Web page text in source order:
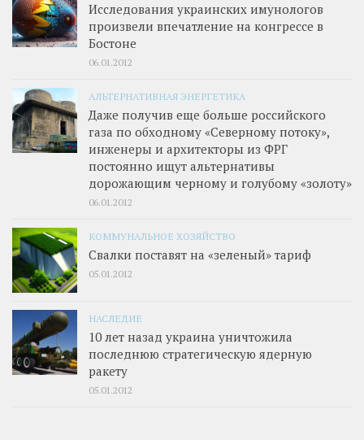
Исследования украинских имунологов
произвели впечатление на конгрессе в
Бостоне
06.01.2012
АЛЬТЕРНАТИВНАЯ ЭНЕРГЕТИКА
Даже получив еще больше российского
газа по обходному «Северному потоку»,
инженеры и архитекторы из ФРГ
постоянно ищут альтернативы
дорожающим черному и голубому «золоту»
06.01.2012
КОММУНАЛЬНОЕ ХОЗЯЙСТВО
Свалки поставят на «зеленый» тариф
05.01.2012
НАСЛЕДИЕ
10 лет назад украина уничтожила
последнюю стратегическую ядерную
ракету
05.01.2012